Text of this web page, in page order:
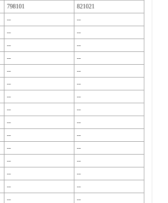
798101
821021
--
--
--
--
--
--
--
--
--
--
--
--
--
--
--
--
--
--
--
--
--
--
--
--
--
--
--
--
--
--